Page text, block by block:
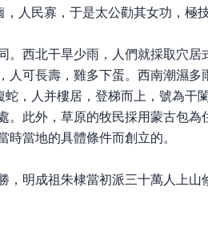
人民寡，于是太公勸其女功，極
西北干旱少雨，人們就採取穴居
可長壽，雞多下蛋。西南潮濕多
，人并樓居，登梯而上，號為干
此外，草原的牧民採用蒙古包為
當地的具體條件而創立的。
明成祖朱棣當初派三十萬人上山